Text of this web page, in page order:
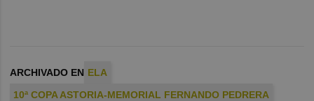
ARCHIVADO EN ELA
10ª COPA ASTORIA-MEMORIAL FERNANDO PEDRERA